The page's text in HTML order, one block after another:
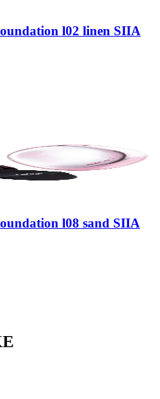
l02 linen SIIA
l08 sand SIIA